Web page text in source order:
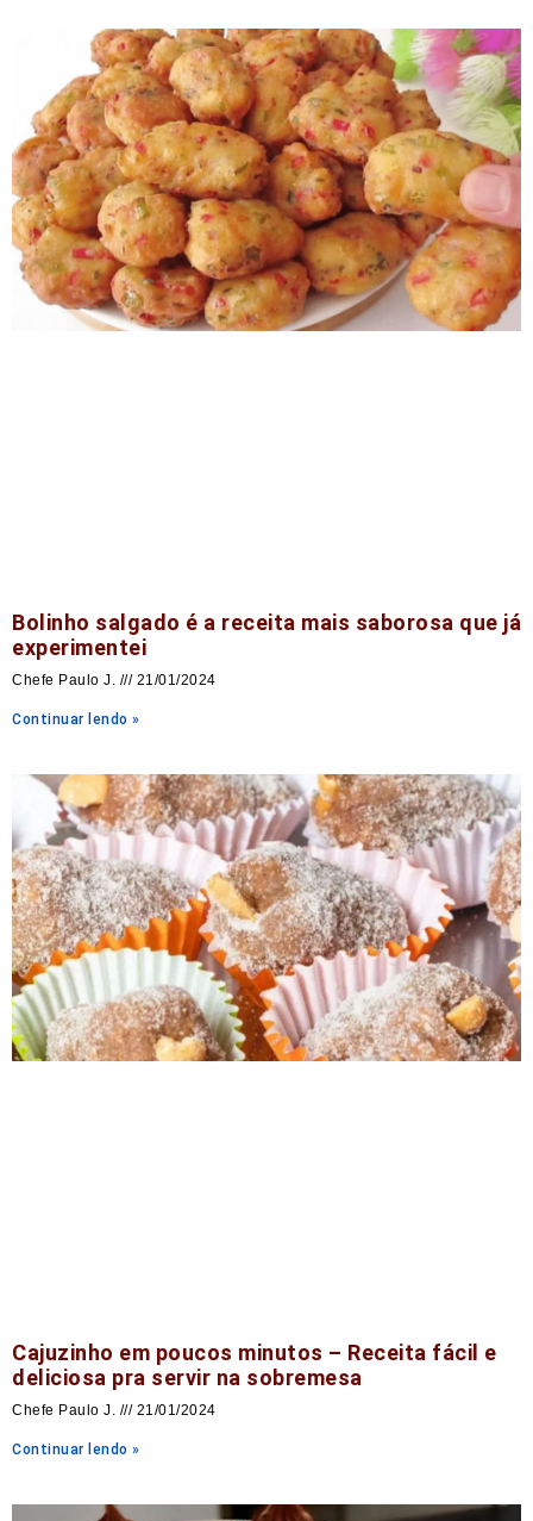
Bolinho salgado é a receita mais saborosa que já
experimentei
Chefe Paulo J. 21/01/2024
Continuar lendo »
Cajuzinho em poucos minutos – Receita fácil e
deliciosa pra servir na sobremesa
Chefe Paulo J. 21/01/2024
Continuar lendo »